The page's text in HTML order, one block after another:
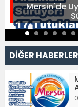
Mersin'de
DİĞER HABERLER